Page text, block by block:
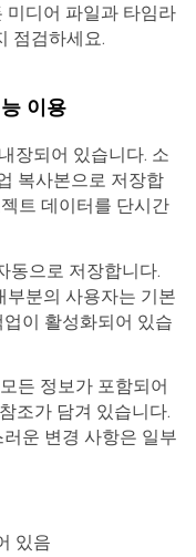
미디어 파일과 타임라
점검하세요.
이용
장되어 있습니다. 소
복사본으로 저장합
트 데이터를 단시간
동으로 저장합니다.
부분의 사용자는 기본
이 활성화되어 있습
든 정보가 포함되어
조가 담겨 있습니다.
운 변경 사항은 일부
있음